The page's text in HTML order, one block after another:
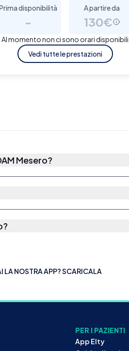
disponibilità
-
A partire da
130€
Al momento non ci sono orari disponibili
Vedi tutte le prestazioni
Mesero?
?
LA NOSTRA APP? SCARICALA
PER I PAZIENTI
App Elty